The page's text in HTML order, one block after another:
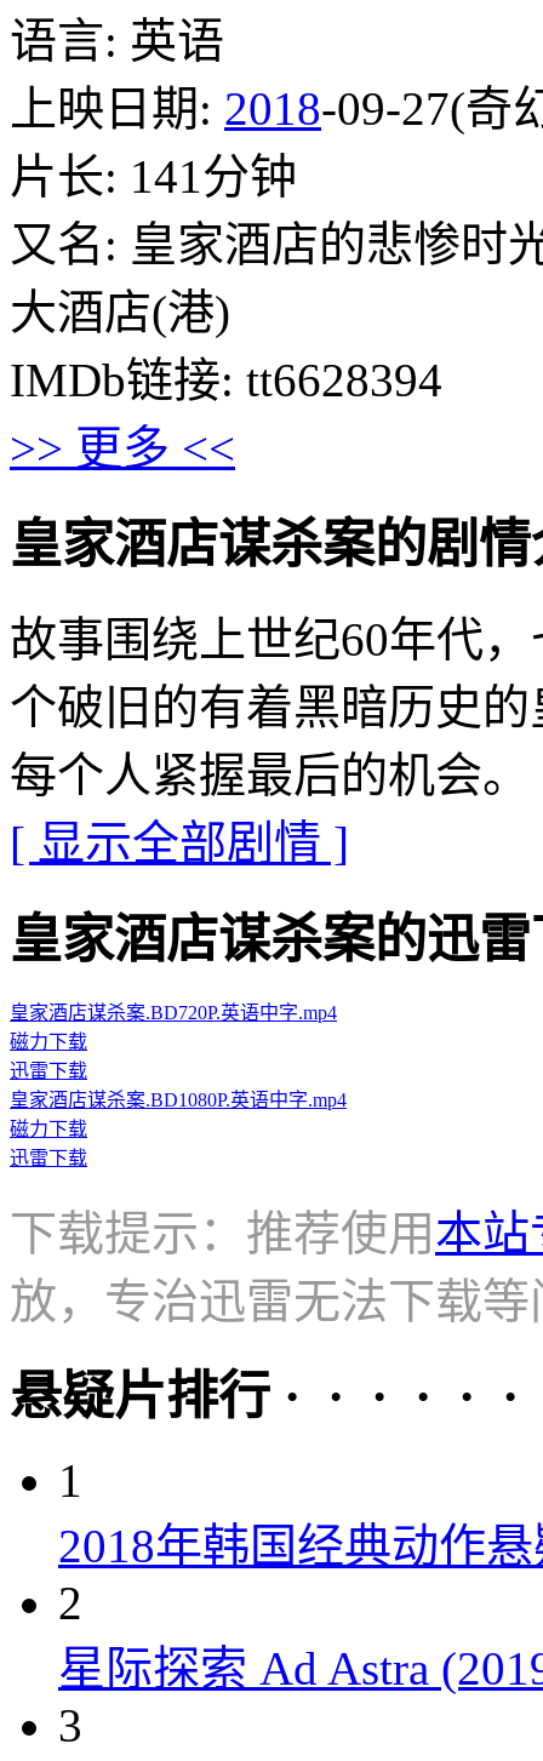
语言: 英语
上映日期: 2018-09-27(奇
片长: 141分钟
又名: 皇家酒店的悲惨时
大酒店(港)
IMDb链接: tt6628394
>> 更多 <<
皇家酒店谋杀案的剧情
故事围绕上世纪60年代
个破旧的有着黑暗历史
每个人紧握最后的机会。
[ 显示全部剧情 ]
皇家酒店谋杀案的迅雷
皇家酒店谋杀案.BD720P.英语中字.mp4
磁力下载
迅雷下载
皇家酒店谋杀案.BD1080P.英语中字.mp4
磁力下载
迅雷下载
下载提示：推荐使用本站
放，专治迅雷无法下载等
悬疑片排行 · · · · · ·
1
2018年韩国经典动作
2
星际探索 Ad Astra
3